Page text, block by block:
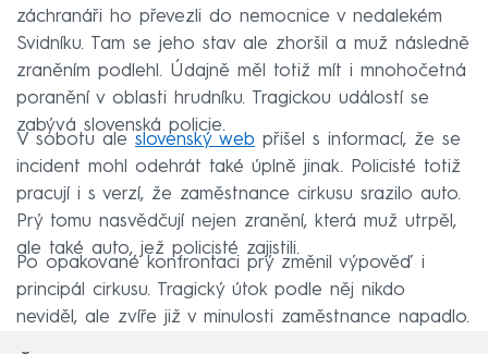
záchranáři ho převezli do nemocnice v nedalekém
Svidníku. Tam se jeho stav ale zhoršil a muž následně
zraněním podlehl. Údajně měl totiž mít i mnohočetná
poranění v oblasti hrudníku. Tragickou událostí se
zabývá slovenská policie.
V sobotu ale slovenský web přišel s informací, že se
incident mohl odehrát také úplně jinak. Policisté totiž
pracují i s verzí, že zaměstnance cirkusu srazilo auto.
Prý tomu nasvědčují nejen zranění, která muž utrpěl,
ale také auto, jež policisté zajistili.
Po opakované konfrontaci prý změnil výpověď i
principál cirkusu. Tragický útok podle něj nikdo
neviděl, ale zvíře již v minulosti zaměstnance napadlo.